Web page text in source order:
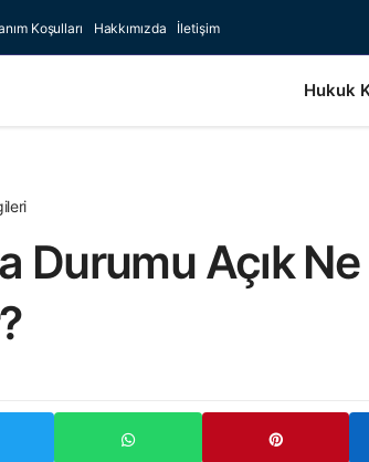
Koşulları Hakkımızda İletişim
Hukuk
Durumu Açık